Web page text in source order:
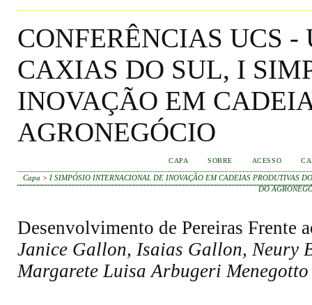
CONFERÊNCIAS UCS
CAXIAS DO SUL, I
INOVAÇÃO EM
AGRONEGÓCIO
CAPA SOBRE ACESSO
Capa > I SIMPÓSIO INTERNACIONAL DE INOVAÇÃO EM CADEIAS PRODUTIVAS
DO
Desenvolvimento de Pereiras Frente
Janice Gallon, Isaias Gallon, Neury
Margarete Luisa Arbugeri Menegotto